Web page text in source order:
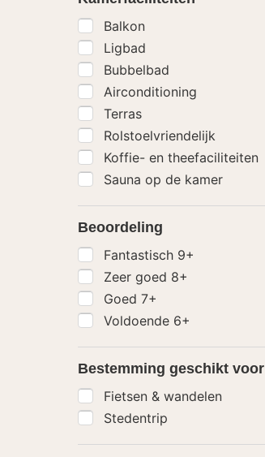
Balkon
Ligbad
Bubbelbad
Airconditioning
Terras
Rolstoelvriendelijk
Koffie- en theefaciliteiten
Sauna op de kamer
Beoordeling
Fantastisch 9+
Zeer goed 8+
Goed 7+
Voldoende 6+
Bestemming geschikt voor
Fietsen & wandelen
Stedentrip